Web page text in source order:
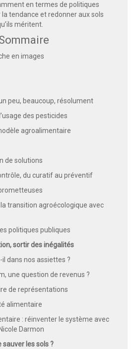
en termes de politiques
tendance et redonner aux sols
méritent.
en images
peu, beaucoup, résolument
des pesticides
agroalimentaire
de solutions
du curatif au préventif
transition agroécologique avec
politiques publiques
sortir des inégalités
il dans nos assiettes ?
une question de revenus ?
de représentations
alimentaire
: réinventer le système avec
Darmon
sauver les sols ?